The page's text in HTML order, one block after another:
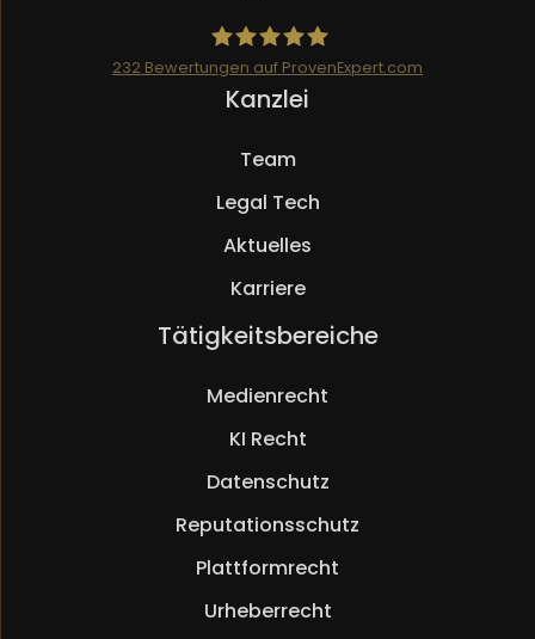
Mueller.legal
232 Bewertungen auf ProvenExpert.com
Kanzlei
Team
Legal Tech
Aktuelles
Karriere
Tätigkeitsbereiche
Medienrecht
KI Recht
Datenschutz
Reputationsschutz
Plattformrecht
Urheberrecht